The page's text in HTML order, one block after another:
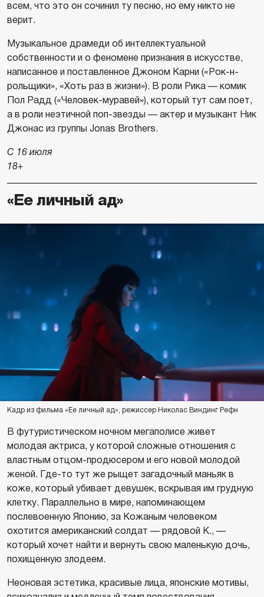
всем, что это он сочинил ту песню, но ему никто не
верит.
Музыкальное драмеди об интеллектуальной
собственности и о феномене признания в искусстве,
написанное и поставленное Джоном Карни («Рок-н-
рольщики», «Хоть раз в жизни»). В роли Рика — комик
Пол Радд («Человек-муравей»), который тут сам поет,
а в роли неэтичной поп-звезды — актер и музыкант Ник
Джонас из группы Jonas Brothers.
С 16 июля
18+
«Ее личный ад»
Кадр из фильма «Ее личный ад», режиссер Николас Виндинг Рефн
В футуристическом ночном мегаполисе живет
молодая актриса, у которой сложные отношения с
властным отцом-продюсером и его новой молодой
женой. Где-то тут же рыщет загадочный маньяк в
коже, который убивает девушек, вскрывая им грудную
клетку. Параллельно в мире, напоминающем
послевоенную Японию, за Кожаным человеком
охотится американский солдат — рядовой К., —
который хочет найти и вернуть свою маленькую дочь,
похищенную злодеем.
Неоновая эстетика, красивые лица, японские мотивы,